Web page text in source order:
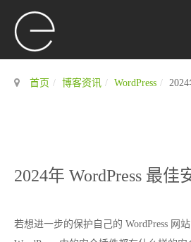
首页 博客资讯 WordPress
2024年 WordPress 最佳
若想进一步的保护自己的 WordPress 网